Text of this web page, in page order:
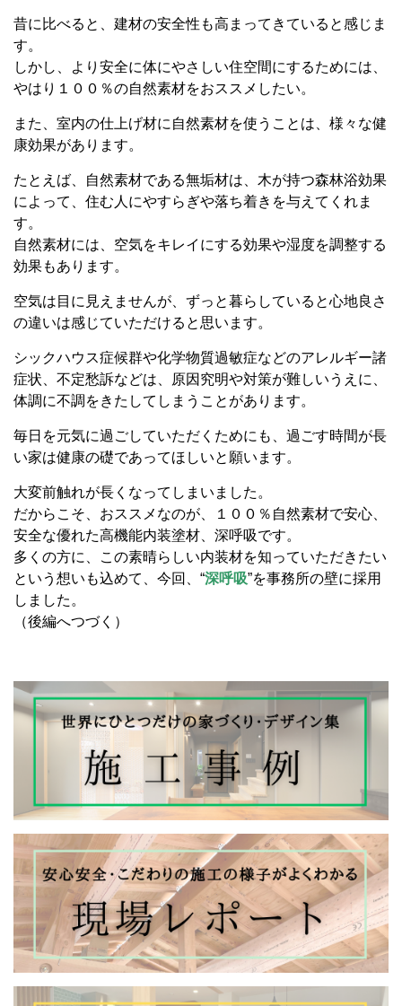
昔に比べると、建材の安全性も高まってきていると感じま
す。
しかし、より安全に体にやさしい住空間にするためには、
やはり１００％の自然素材をおススメしたい。
また、室内の仕上げ材に自然素材を使うことは、様々な健
康効果があります。
たとえば、自然素材である無垢材は、木が持つ森林浴効果
によって、住む人にやすらぎや落ち着きを与えてくれま
す。
自然素材には、空気をキレイにする効果や湿度を調整する
効果もあります。
空気は目に見えませんが、ずっと暮らしていると心地良さ
の違いは感じていただけると思います。
シックハウス症候群や化学物質過敏症などのアレルギー諸
症状、不定愁訴などは、原因究明や対策が難しいうえに、
体調に不調をきたしてしまうことがあります。
毎日を元気に過ごしていただくためにも、過ごす時間が長
い家は健康の礎であってほしいと願います。
大変前触れが長くなってしまいました。
だからこそ、おススメなのが、１００％自然素材で安心、
安全な優れた高機能内装塗材、深呼吸です。
多くの方に、この素晴らしい内装材を知っていただきたい
という想いも込めて、今回、“深呼吸”を事務所の壁に採用
しました。
（後編へつづく）